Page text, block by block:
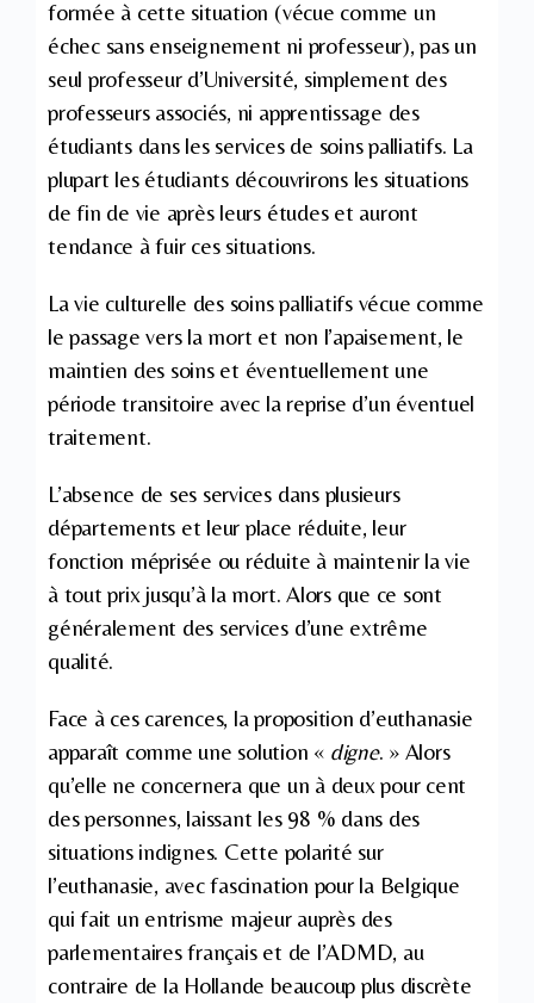
formée à cette situation (vécue comme un
échec sans enseignement ni professeur), pas un
seul professeur d’Université, simplement des
professeurs associés, ni apprentissage des
étudiants dans les services de soins palliatifs. La
plupart les étudiants découvrirons les situations
de fin de vie après leurs études et auront
tendance à fuir ces situations.
La vie culturelle des soins palliatifs vécue comme
le passage vers la mort et non l’apaisement, le
maintien des soins et éventuellement une
période transitoire avec la reprise d’un éventuel
traitement.
L’absence de ses services dans plusieurs
départements et leur place réduite, leur
fonction méprisée ou réduite à maintenir la vie
à tout prix jusqu’à la mort. Alors que ce sont
généralement des services d’une extrême
qualité.
Face à ces carences, la proposition d’euthanasie
apparaît comme une solution « digne. » Alors
qu’elle ne concernera que un à deux pour cent
des personnes, laissant les 98 % dans des
situations indignes. Cette polarité sur
l’euthanasie, avec fascination pour la Belgique
qui fait un entrisme majeur auprès des
parlementaires français et de l’ADMD, au
contraire de la Hollande beaucoup plus discrète